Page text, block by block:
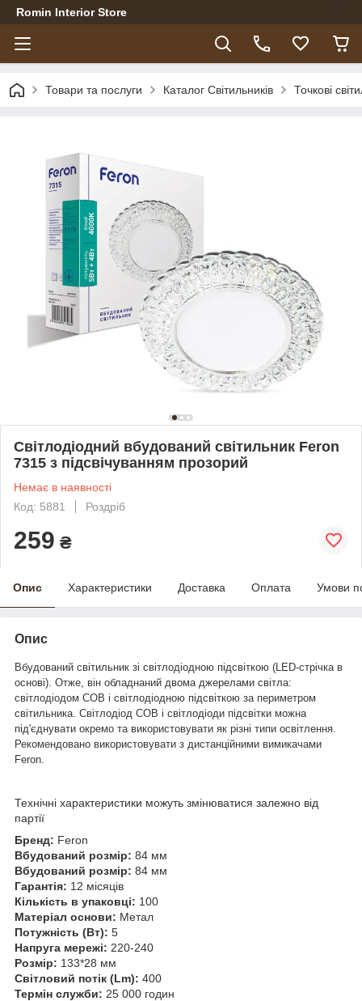
Romin Interior Store
Товари та послуги Каталог Світильників Точкові
Світлодіодний вбудований світильник Feron
7315 з підсвічуванням прозорий
Немає в наявності
Код: 5881
Роздріб
259 ₴
Опис Характеристики Доставка Оплата Умови
Опис
Вбудований світильник зі світлодіодною підсвіткою (LED-стрічка в
основі). Отже, він обладнаний двома джерелами світла:
світлодіодом COB і світлодіодною підсвіткою за периметром
світильника. Світлодіод COB і світлодіоди підсвітки можна
під'єднувати окремо та використовувати як різні типи освітлення.
Рекомендовано використовувати з дистанційними вимикачами
Feron.
Технічні характеристики можуть змінюватися залежно від
партії
Бренд: Feron
Вбудований розмір: 84 мм
Вбудований розмір: 84 мм
Гарантія: 12 місяців
Кількість в упаковці: 100
Матеріал основи: Метал
Потужність (Вт): 5
Напруга мережі: 220-240
Розмір: 133*28 мм
Світловий потік (Lm): 400
Термін служби: 25 000 годин